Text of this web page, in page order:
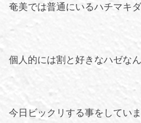
奄美では普通にいるハチマキダ
個人的には割と好きなハゼなん
今日ビックリする事をしていま